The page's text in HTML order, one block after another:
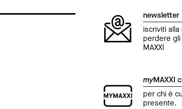
newsletter
iscriviti
perdere
MAXXI
myMAXXI
per chi è
presente.